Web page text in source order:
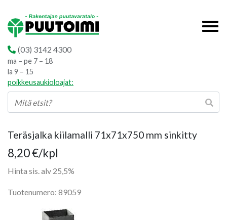
(03) 3142 4300
ma – pe 7 – 18
la 9 – 15
poikkeusaukioloajat:
Teräsjalka kiilamalli 71x71x750 mm sinkitty
8,20€/kpl
Hinta sis. alv 25,5%
Tuotenumero: 89059